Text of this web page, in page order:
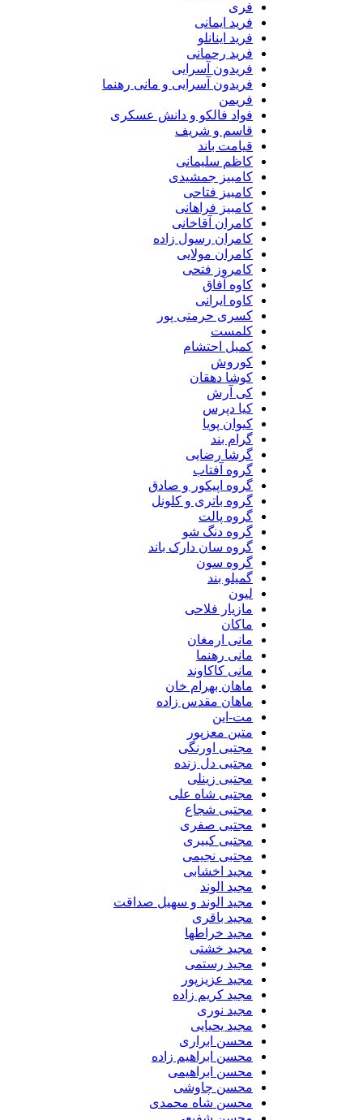
فرید ایمانی
فرید اینانلو
فرید رحمانی
فریدون آسرایی
فریدون آسرایی و مانی رهنما
فواد فالکو و دانش عسکری
قاسم و شریف
قیامت باند
کاظم سلیمانی
کامبیز جمشیدی
کامبیز فتاحی
کامبیز فراهانی
کامران آقاخانی
کامران رسول زاده
کامران مولایی
کامروز فتحی
کاوه آفاق
کاوه ایرانی
کسری حرمتی پور
کلمست
کمیل احتشام
کوروش
کوشا دهقان
کی آرش
کیا دپرس
کیوان پویا
گرام بند
گرشا رضایی
گروه آفتاب
گروه اپیکور و صادق
گروه باتری و کلونل
گروه پالت
گروه دنگ شو
گروه سان دارک باند
گروه سون
گمیلو بند
مازیار فلاحی
مانی ارمغان
مانی رهنما
مانی کاکاوند
ماهان بهرام خان
ماهان مقدس زاده
مت-این
متین معزپور
مجتبی اورنگی
مجتبی دل زنده
مجتبی زینلی
مجتبی شاه علی
مجتبی شجاع
مجتبی صفری
مجتبی کبیری
مجتبی نجیمی
مجید اخشابی
مجید الوند‎
مجید الوند و سهیل صداقت
مجید باقری
مجید خراطها
مجید خشتی
مجید رستمی
مجید عزیزپور
مجید کریم زاده
مجید نوری
مجید یحیایی
محسن ابراری
محسن ابراهیم زاده
محسن ابراهیمی
محسن چاوشی
محسن شاه محمدی